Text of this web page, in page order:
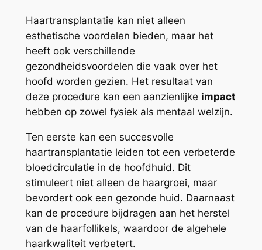
Haartransplantatie kan niet alleen
esthetische voordelen bieden, maar het
heeft ook verschillende
gezondheidsvoordelen die vaak over het
hoofd worden gezien. Het resultaat van
deze procedure kan een aanzienlijke impact
hebben op zowel fysiek als mentaal welzijn.
Ten eerste kan een succesvolle
haartransplantatie leiden tot een verbeterde
bloedcirculatie in de hoofdhuid. Dit
stimuleert niet alleen de haargroei, maar
bevordert ook een gezonde huid. Daarnaast
kan de procedure bijdragen aan het herstel
van de haarfollikels, waardoor de algehele
haarkwaliteit verbetert.